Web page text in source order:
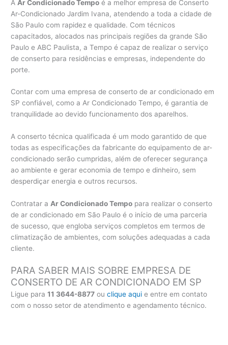
A Ar Condicionado Tempo é a melhor empresa de Conserto
Ar-Condicionado Jardim Ivana, atendendo a toda a cidade de
São Paulo com rapidez e qualidade. Com técnicos
capacitados, alocados nas principais regiões da grande São
Paulo e ABC Paulista, a Tempo é capaz de realizar o serviço
de conserto para residências e empresas, independente do
porte.
Contar com uma empresa de conserto de ar condicionado em
SP confiável, como a Ar Condicionado Tempo, é garantia de
tranquilidade ao devido funcionamento dos aparelhos.
A conserto técnica qualificada é um modo garantido de que
todas as especificações da fabricante do equipamento de ar-
condicionado serão cumpridas, além de oferecer segurança
ao ambiente e gerar economia de tempo e dinheiro, sem
desperdiçar energia e outros recursos.
Contratar a Ar Condicionado Tempo para realizar o conserto
de ar condicionado em São Paulo é o início de uma parceria
de sucesso, que engloba serviços completos em termos de
climatização de ambientes, com soluções adequadas a cada
cliente.
PARA SABER MAIS SOBRE EMPRESA DE
CONSERTO DE AR CONDICIONADO EM SP
Ligue para11 3644-8877 ouclique aqui e entre em contato
com o nosso setor de atendimento e agendamento técnico.